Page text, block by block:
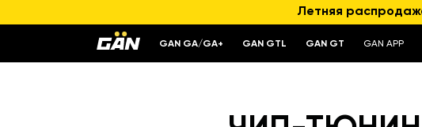
Летняя
GAN GA/GA+ GAN GTL GAN GT GAN APP